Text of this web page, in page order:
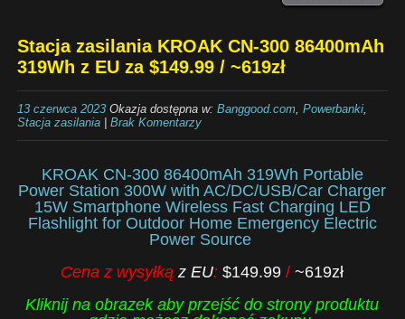
Stacja zasilania KROAK CN-300 86400mAh
319Wh z EU za $149.99 / ~619zł
13 czerwca 2023Okazja dostępna w: Banggood.com, Powerbanki,
Stacja zasilania| Brak Komentarzy
KROAK CN-300 86400mAh 319Wh Portable
Power Station 300W with AC/DC/USB/Car Charger
15W Smartphone Wireless Fast Charging LED
Flashlight for Outdoor Home Emergency Electric
Power Source
Cena z wysyłką z EU:$149.99/~619zł
Kliknij na obrazek aby przejść do strony produktu